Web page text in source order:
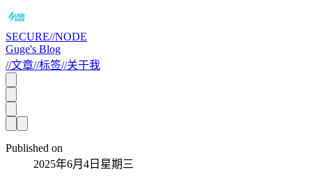
SECURE//NODE
Guge's Blog
//文章//标签//关于我
Published on
2025年6月4日星期三